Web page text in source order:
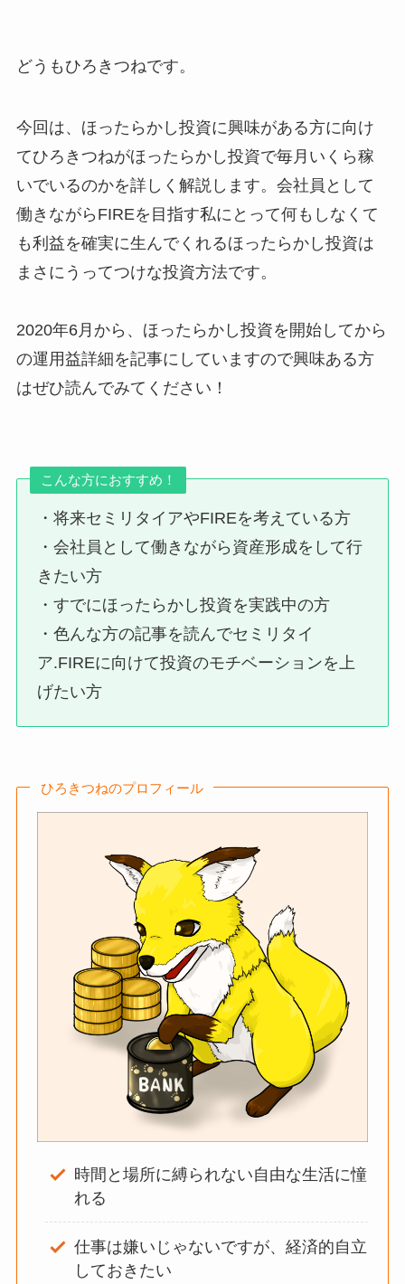
どうもひろきつねです。
今回は、ほったらかし投資に興味がある方に向け
てひろきつねがほったらかし投資で毎月いくら稼
いでいるのかを詳しく解説します。会社員として
働きながらFIREを目指す私にとって何もしなくて
も利益を確実に生んでくれるほったらかし投資は
まさにうってつけな投資方法です。
2020年6月から、ほったらかし投資を開始してから
の運用益詳細を記事にしていますので興味ある方
はぜひ読んでみてください！
こんな方におすすめ！
・将来セミリタイアやFIREを考えている方
・会社員として働きながら資産形成をして行
きたい方
・すでにほったらかし投資を実践中の方
・色んな方の記事を読んでセミリタイ
ア.FIREに向けて投資のモチベーションを上
げたい方
ひろきつねのプロフィール
時間と場所に縛られない自由な生活に憧
れる
仕事は嫌いじゃないですが、経済的自立
しておきたい